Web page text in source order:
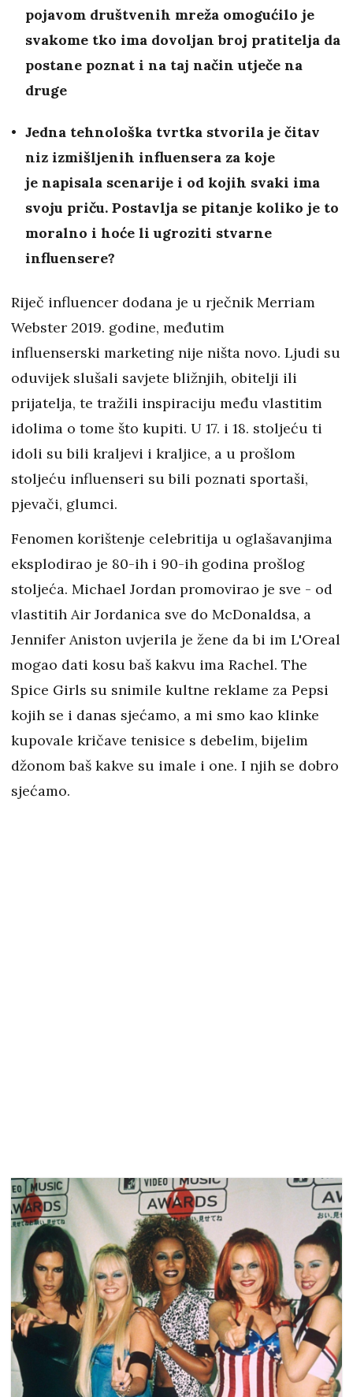
pojavom društvenih mreža omogućilo je
svakome tko ima dovoljan broj pratitelja da
postane poznat i na taj način utječe na
druge
Jedna tehnološka tvrtka stvorila je čitav
niz izmišljenih influensera za koje
je napisala scenarije i od kojih svaki ima
svoju priču. Postavlja se pitanje koliko je to
moralno i hoće li ugroziti stvarne
influensere?
Riječ influencer dodana je u rječnik Merriam
Webster 2019. godine, međutim
influenserski marketing nije ništa novo. Ljudi su
oduvijek slušali savjete bližnjih, obitelji ili
prijatelja, te tražili inspiraciju među vlastitim
idolima o tome što kupiti. U 17. i 18. stoljeću ti
idoli su bili kraljevi i kraljice, a u prošlom
stoljeću influenseri su bili poznati sportaši,
pjevači, glumci.
Fenomen korištenje celebritija u oglašavanjima
eksplodirao je 80-ih i 90-ih godina prošlog
stoljeća. Michael Jordan promovirao je sve - od
vlastitih Air Jordanica sve do McDonaldsa, a
Jennifer Aniston uvjerila je žene da bi im L'Oreal
mogao dati kosu baš kakvu ima Rachel. The
Spice Girls su snimile kultne reklame za Pepsi
kojih se i danas sjećamo, a mi smo kao klinke
kupovale kričave tenisice s debelim, bijelim
džonom baš kakve su imale i one. I njih se dobro
sjećamo.